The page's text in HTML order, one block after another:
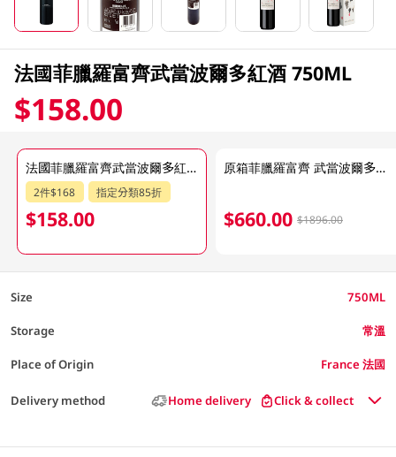
法國菲臘羅富齊武當波爾多紅酒 750ML
$158.00
法國菲臘羅富齊武當波爾多紅酒 750ML
2件$168 指定分類85折
$158.00
原箱菲臘羅富齊 武當波爾多紅 12 X 750ML
$660.00 $1896.00
Size 750ML
Storage 常溫
Place of Origin France 法國
Delivery method Home delivery Click & collect